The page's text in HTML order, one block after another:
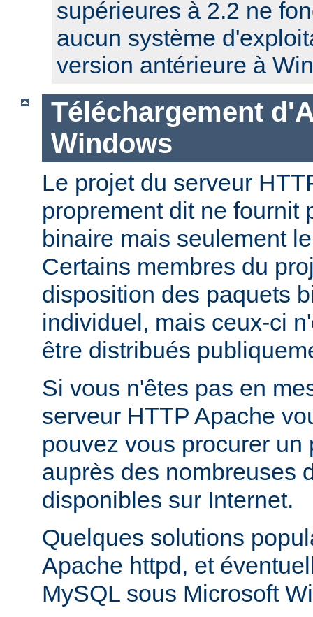
supérieures à 2.2 ne
aucun système
version antérieure à
Téléchargement
Windows
Le projet du serveur
proprement dit ne fournit
binaire mais seulement
Certains membres du
disposition des paquets
individuel, mais ceux-ci
être distribués
Si vous n'êtes pas en
serveur HTTP Apache
pouvez vous procurer un
auprès des nombreuses
disponibles sur Internet.
Quelques solutions
Apache httpd, et
MySQL sous Microsoft